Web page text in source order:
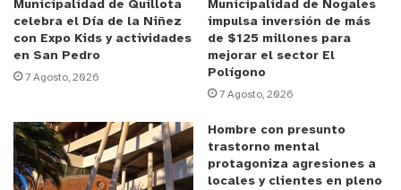
Al respecto, el jefe comunal, junto con dar a
conocer las acciones que está implementando el
Municipio para abordar el tema de Seguridad
se mostró feliz por la adjudicación de
este proyecto, señalando que es primordial el
trabajo conjunto con las autoridades territoriales
para combatir la delincuencia.
Municipalidad de Quillota
celebra el Día de la Niñez
con Expo Kids y actividades
en San Pedro
7 Agosto, 2026
Municipalidad de Nogales
impulsa inversión de más
de $125 millones para
mejorar el sector El
Polígono
7 Agosto, 2026
Hombre con presunto
trastorno mental
protagoniza agresiones a
locales y clientes en pleno